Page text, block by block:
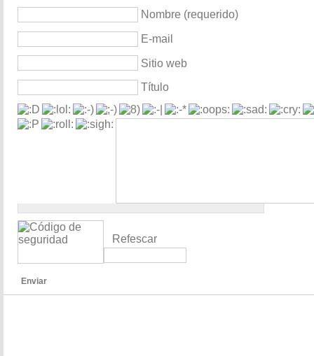
Nombre (requerido)
E-mail
Sitio web
Título
Refescar
Enviar